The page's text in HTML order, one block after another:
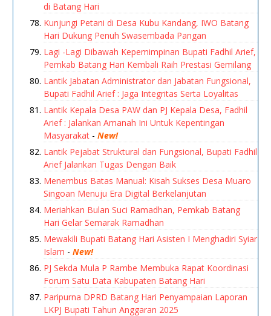
di Batang Hari
Kunjungi Petani di Desa Kubu Kandang, IWO Batang
Hari Dukung Penuh Swasembada Pangan
Lagi -Lagi Dibawah Kepemimpinan Bupati Fadhil Arief,
Pemkab Batang Hari Kembali Raih Prestasi Gemilang
Lantik Jabatan Administrator dan Jabatan Fungsional,
Bupati Fadhil Arief : Jaga Integritas Serta Loyalitas
Lantik Kepala Desa PAW dan PJ Kepala Desa, Fadhil
Arief : Jalankan Amanah Ini Untuk Kepentingan
Masyarakat -New!
Lantik Pejabat Struktural dan Fungsional, Bupati Fadhil
Arief Jalankan Tugas Dengan Baik
Menembus Batas Manual: Kisah Sukses Desa Muaro
Singoan Menuju Era Digital Berkelanjutan
Meriahkan Bulan Suci Ramadhan, Pemkab Batang
Hari Gelar Semarak Ramadhan
Mewakili Bupati Batang Hari Asisten I Menghadiri Syiar
Islam -New!
PJ Sekda Mula P Rambe Membuka Rapat Koordinasi
Forum Satu Data Kabupaten Batang Hari
Paripurna DPRD Batang Hari Penyampaian Laporan
LKPJ Bupati Tahun Anggaran 2025